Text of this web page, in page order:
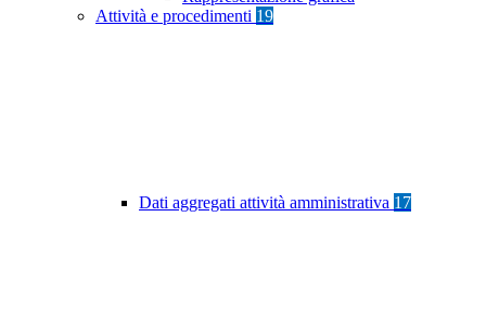
Attività e procedimenti 19
Dati aggregati attività amministrativa 17